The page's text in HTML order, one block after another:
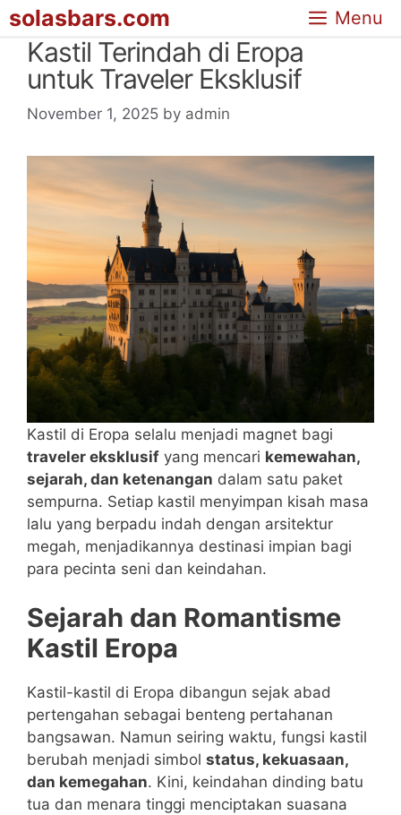
Skip
content
solasbars.com Menu
Kastil Terindah di Eropa
untuk Traveler Eksklusif
November 1, 2025 by admin
Kastil di Eropa selalu menjadi magnet bagi
traveler eksklusif yang mencari kemewahan,
sejarah, dan ketenangan dalam satu paket
sempurna. Setiap kastil menyimpan kisah masa
lalu yang berpadu indah dengan arsitektur
megah, menjadikannya destinasi impian bagi
para pecinta seni dan keindahan.
Sejarah dan Romantisme
Kastil Eropa
Kastil-kastil di Eropa dibangun sejak abad
pertengahan sebagai benteng pertahanan
bangsawan. Namun seiring waktu, fungsi kastil
berubah menjadi simbol status, kekuasaan,
dan kemegahan. Kini, keindahan dinding batu
tua dan menara tinggi menciptakan suasana